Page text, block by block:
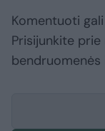
Komentuoti
Prisijunkite